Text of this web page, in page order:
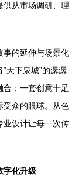
供从市场调研、理
事的延伸与场景化
天下泉城”的潺潺
；一套创意十足
受众的眼球。从色
业设计让每一次传
字化升级